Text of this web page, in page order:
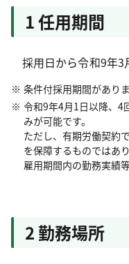
1 任用期間
採用日から令和9年3
条件付採用期間がありま
令和9年4月1日以降、4
みが可能です。
ただし、有期労働契約
を保障するものではあ
雇用期間内の勤務実績
2 勤務場所